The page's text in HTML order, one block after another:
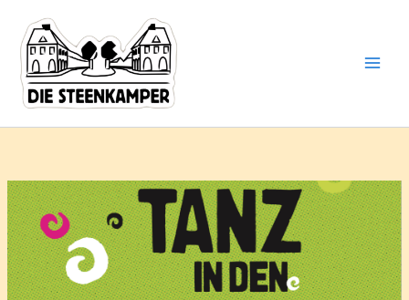
Inhalt
springen
deine
Mail-
Adresse
ein ...